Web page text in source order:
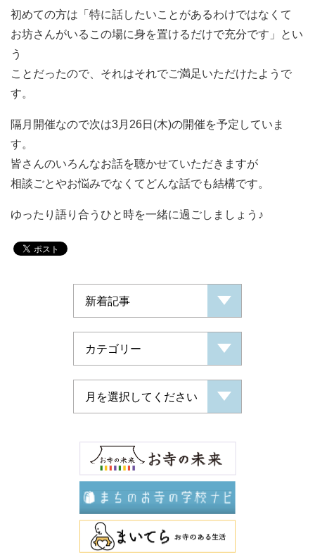
初めての方は「特に話したいことがあるわけではなくて
お坊さんがいるこの場に身を置けるだけで充分です」とい
う
ことだったので、それはそれでご満足いただけたようで
す。
隔月開催なので次は3月26日(木)の開催を予定していま
す。
皆さんのいろんなお話を聴かせていただきますが
相談ごとやお悩みでなくてどんな話でも結構です。
ゆったり語り合うひと時を一緒に過ごしましょう♪